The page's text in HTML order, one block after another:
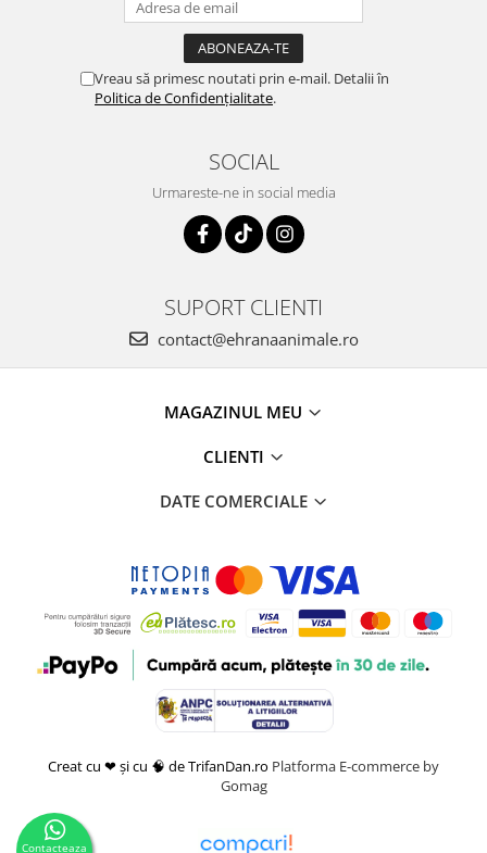
Vreau să primesc noutati prin e-mail. Detalii în
Politica de Confidențialitate.
SOCIAL
Urmareste-ne in social media
SUPORT CLIENTI
contact@ehranaanimale.ro
MAGAZINUL MEU
CLIENTI
DATE COMERCIALE
Creat cu ❤ și cu 🧠 de TrifanDan.ro Platforma E-commerce by
Gomag
Contacteaza